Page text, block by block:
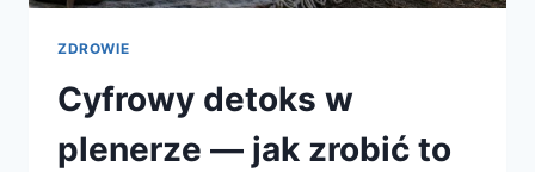
ZDROWIE
Cyfrowy detoks w
plenerze — jak zrobić to